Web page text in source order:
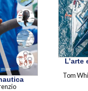
L’arte
Tom